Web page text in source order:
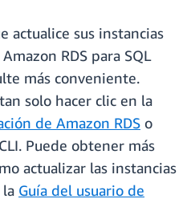
actualice sus instancias
RDS para SQL
más conveniente.
solo hacer clic en la
de Amazon RDS o
Puede obtener más
actualizar las instancias
la Guía del usuario de